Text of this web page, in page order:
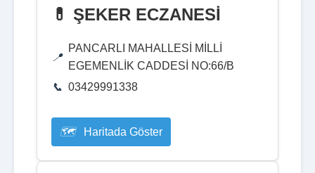
💊 ŞEKER ECZANESİ
PANCARLI MAHALLESİ MİLLİ
EGEMENLİK CADDESİ NO:66/B
03429991338
Haritada Göster